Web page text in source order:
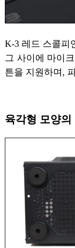
K-3 레드 스콜피
그 사이에 마이
튼을 지원하며,
육각형 모양